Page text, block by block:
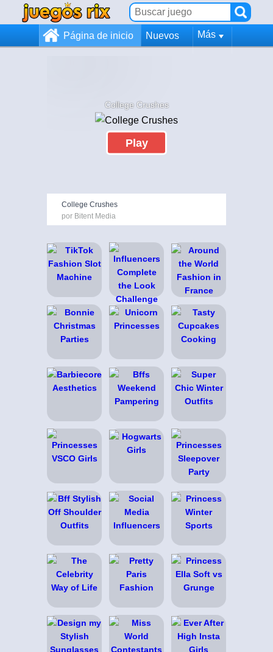
Página de inicio Nuevos Más
College Crushes
Play
College Crushes
por Bitent Media